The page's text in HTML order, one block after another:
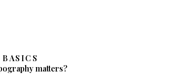
BASICS
matters?